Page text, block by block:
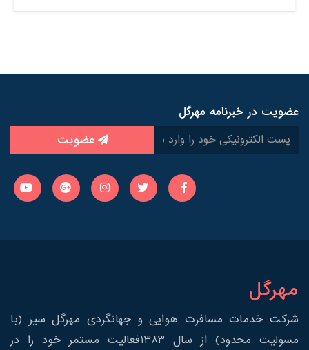
عضویت در خبرنامه مهرگل
عضویت
مهرگل
شرکت خدمات مسافرت هوایی و جهانگردی مهرگل سیر (با
مسولیت محدود) از سال 1383فعالیت مستمر خود را در